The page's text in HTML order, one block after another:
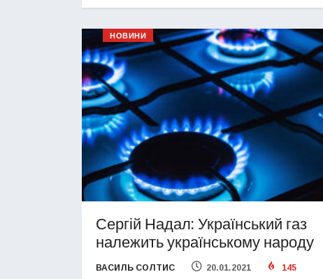
НОВИНИ
Сергій Надал: Український газ
належить українському народу
ВАСИЛЬ СОЛТИС 20.01.2021 145